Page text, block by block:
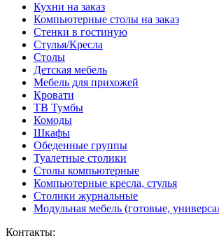
Кухни на заказ
Компьютерные столы на заказ
Стенки в гостиную
Стулья/Кресла
Столы
Детская мебель
Мебель для прихожей
Кровати
ТВ Тумбы
Комоды
Шкафы
Обеденные группы
Туалетные столики
Столы компьютерные
Компьютерные кресла, стулья
Столики журнальные
Модульная мебель (готовые,
Контакты: